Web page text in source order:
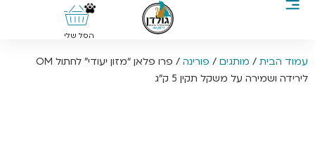
0
הסל שלי
עמוד הבית / מותגים / פורינה
/ פרו פלאן “מזון יעודי” לחתול OM
לירידה ושמירה על משקל תקין 5 ק”ג